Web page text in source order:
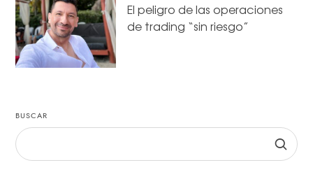
El peligro de las operaciones
de trading “sin riesgo”
BUSCAR